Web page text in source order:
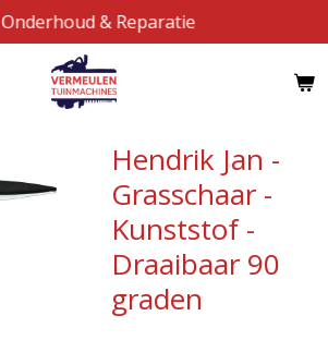
Onderhoud & Reparatie
Hendrik Jan -
Grasschaar -
Kunststof -
Draaibaar 90
graden